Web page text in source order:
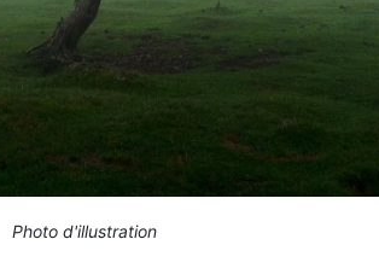
Photo d'illustration